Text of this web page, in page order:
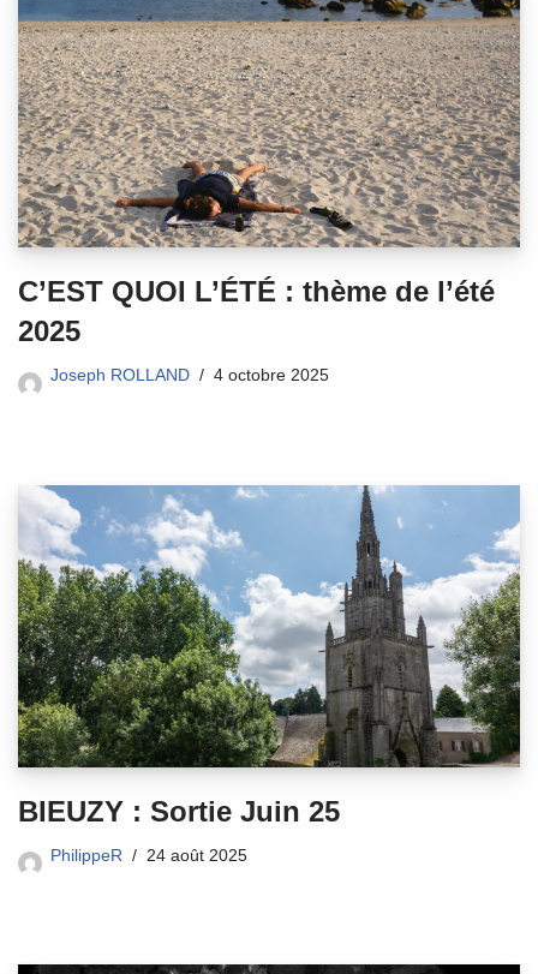
C’EST QUOI L’ÉTÉ : thème de l’été
2025
Joseph ROLLAND 4 octobre 2025
BIEUZY : Sortie Juin 25
PhilippeR 24 août 2025